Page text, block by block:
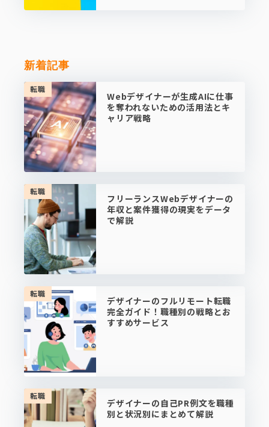
新着記事
転職
Webデザイナーが生成AIに仕事
を奪われないための活用法とキ
ャリア戦略
転職
フリーランスWebデザイナーの
年収と案件獲得の現実をデータ
で解説
転職
デザイナーのフルリモート転職
完全ガイド！職種別の戦略とお
すすめサービス
転職
デザイナーの自己PR例文を職種
別と状況別にまとめて解説